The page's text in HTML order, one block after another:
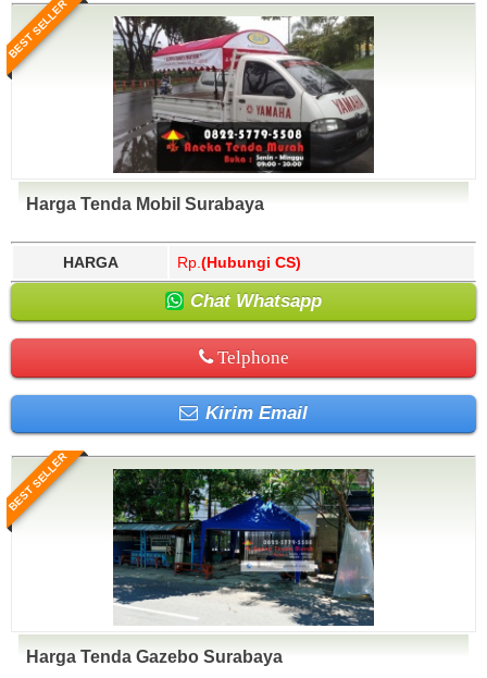
BEST SELLER
Harga Tenda Mobil Surabaya
HARGA Rp. (Hubungi CS)
Chat Whatsapp
Telphone
Kirim Email
BEST SELLER
Harga Tenda Gazebo Surabaya